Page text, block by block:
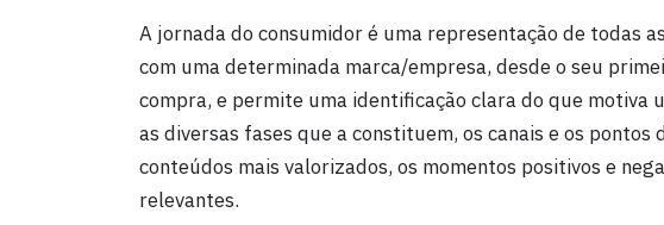
A jornada do consumidor é uma representação de todas
com uma determinada marca/empresa, desde o seu
compra, e permite uma identificação clara do que motiva
as diversas fases que a constituem, os canais e os
conteúdos mais valorizados, os momentos positivos e
relevantes.